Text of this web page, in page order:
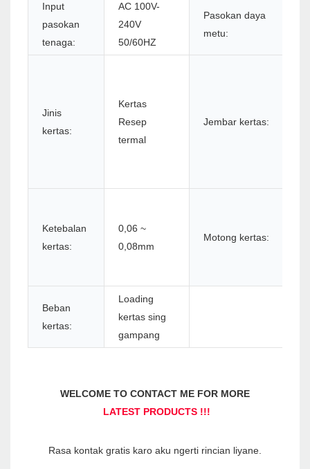
Input
pasokan
tenaga:
AC 100V-
240V
50/60HZ
Pasokan daya
metu:
Jinis
kertas:
Kertas
Resep
termal
Jembar kertas:
Ketebalan
kertas:
0,06 ~
0,08mm
Motong kertas:
Beban
kertas:
Loading
kertas sing
gampang